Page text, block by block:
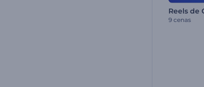
9 cenas